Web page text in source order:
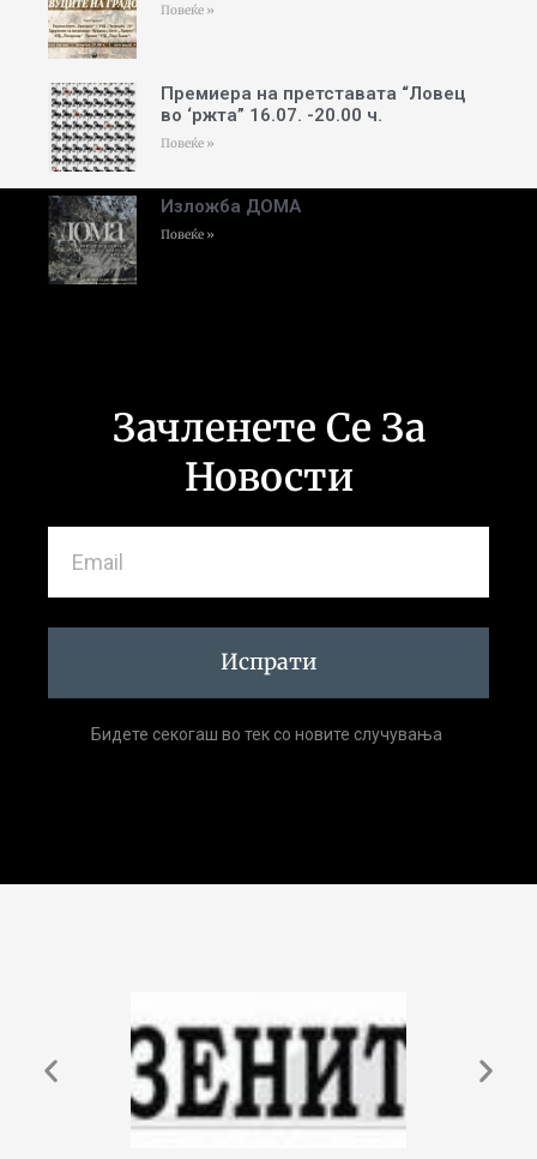
Повеќе »
Премиера на претставата “Ловец
во ‘ржта” 16.07. -20.00 ч.
Повеќе »
Изложба ДОМА
Повеќе »
Зачленете Се За
Новости
Испрати
Бидете секогаш во тек со новите случувања